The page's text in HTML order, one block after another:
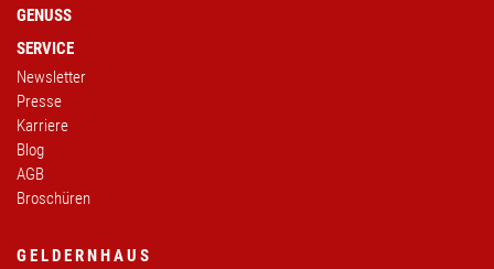
GENUSS
SERVICE
Newsletter
Presse
Karriere
Blog
AGB
Broschüren
GELDERNHAUS